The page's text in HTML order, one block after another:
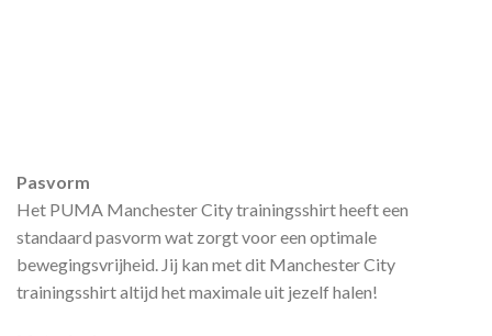
Pasvorm
Het PUMA Manchester City trainingsshirt heeft een
standaard pasvorm wat zorgt voor een optimale
bewegingsvrijheid. Jij kan met dit Manchester City
trainingsshirt altijd het maximale uit jezelf halen!